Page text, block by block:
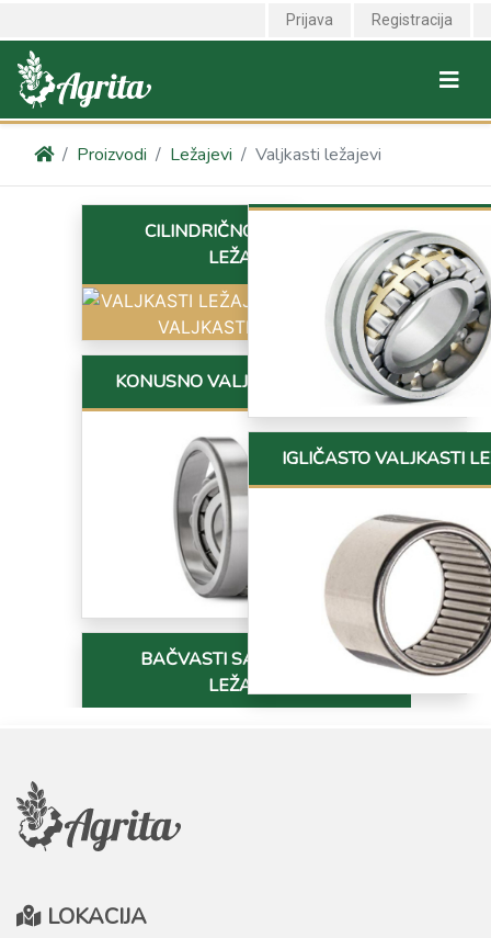
Prijava Registracija
Proizvodi Ležajevi Valjkasti ležajevi
CILINDRIČNO VALJKASTI
LEŽAJEVI
KONUSNO VALJKASTI LEŽAJEVI
BAČVASTI SAMOUDESIVI
LEŽAJEVI
IGLIČASTO VALJKASTI
LOKACIJA